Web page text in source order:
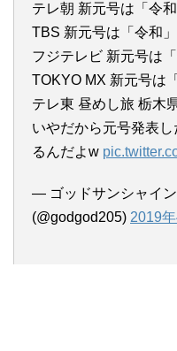
テレ朝 新元号は「令
TBS 新元号は「令和
フジテレビ 新元号は
TOKYO MX 新元号は
テレ東 昼めし旅 栃木
いやだから元号発表
るんだよw
— ゴッドサンシャイン
(@godgod205) 2019